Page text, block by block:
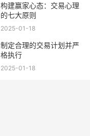
​构建赢家心态：交易心理
的七大原则
2025-01-18
制定合理的交易计划并严
格执行
2025-01-18